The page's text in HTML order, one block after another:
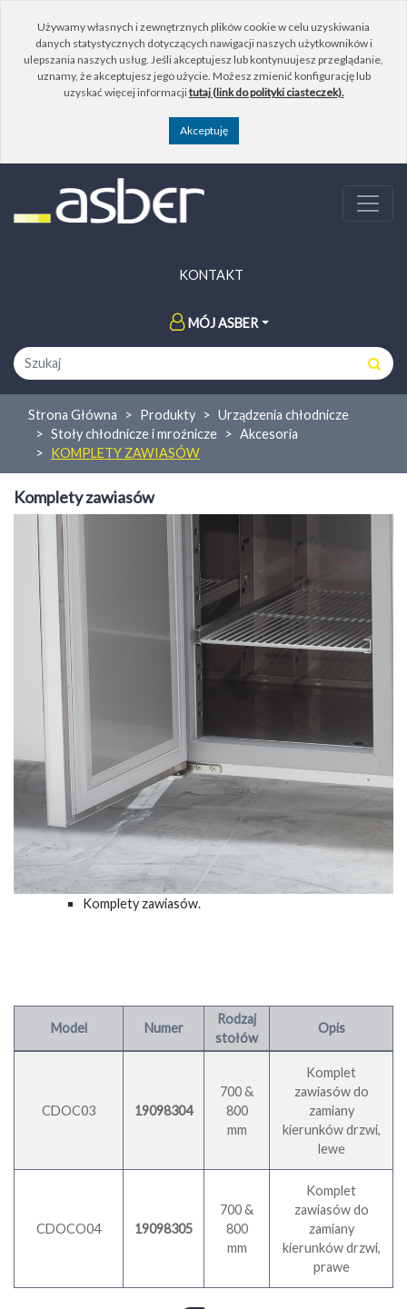
Używamy własnych i zewnętrznych plików cookie w celu uzyskiwania
danych statystycznych dotyczących nawigacji naszych użytkowników i
ulepszania naszych usług. Jeśli akceptujesz lub kontynuujesz przeglądanie,
uznamy, że akceptujesz jego użycie. Możesz zmienić konfigurację lub
uzyskać więcej informacjitutaj (link do polityki ciasteczek).
KONTAKT
MÓJ ASBER
Strona Główna Produkty
Urządzenia chłodnicze
Stoły chłodnicze i mroźnicze
Akcesoria
KOMPLETY ZAWIASÓW
Komplety zawiasów
Komplety zawiasów.
Model Numer
Rodzaj
stołów
Opis
CDOC03 19098304
700 &
800
mm
Komplet
zawiasów do
zamiany
kierunków drzwi,
lewe
CDOCO04 19098305
700 &
800
mm
Komplet
zawiasów do
zamiany
kierunków drzwi,
prawe